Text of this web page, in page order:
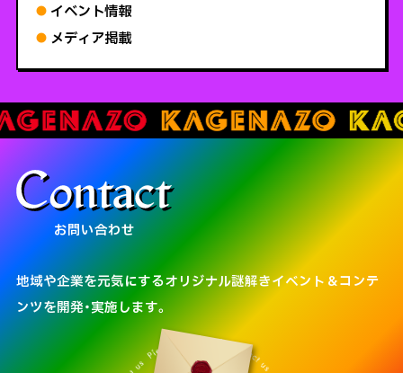
イベント情報
メディア掲載
お問い合わせ
地域や企業を元気にするオリジナル謎解きイベント＆コンテ
ンツを開発・実施します。